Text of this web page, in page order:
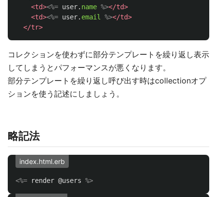
<td><%= user. name %></td>
<td><%= user. email %></td>
</tr>
コレクションを使わずに部分テンプレートを繰り返し表示
してしまうとパフォーマンスが悪くなります。
部分テンプレートを繰り返し呼び出す時はcollectionオプ
ションを使う記述にしましょう。
略記法
index.html.erb
<%= render @users %>